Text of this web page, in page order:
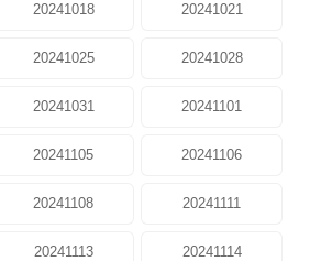
20241018 20241021
20241025 20241028
20241031 20241101
20241105 20241106
20241108 20241111
20241113 20241114